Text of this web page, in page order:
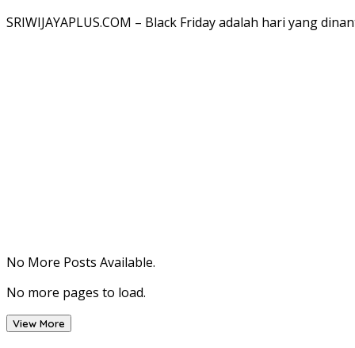
SRIWIJAYAPLUS.COM – Black Friday adalah hari yang
No More Posts Available.
No more pages to load.
View More